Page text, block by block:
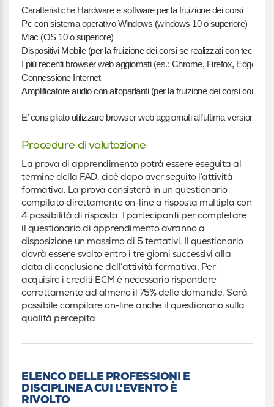
Caratteristiche Hardware e software per la fruizione dei corsi
Pc con sistema operativo Windows (windows 10 o superiore)
Mac (OS 10 o superiore)
Dispositivi Mobile (per la fruizione dei corsi se realizzati con
I più recenti browser web aggiornati (es.: Chrome, Firefox, Edge)
Connessione Internet
Amplificatore audio con altoparlanti (per la fruizione dei corsi con
E’ consigliato utilizzare browser web aggiornati all’ultima versione.
Procedure di valutazione
La prova di apprendimento potrà essere eseguita al
termine della FAD, cioè dopo aver seguito l’attività
formativa. La prova consisterà in un questionario
compilato direttamente on-line a risposta multipla con
4 possibilità di risposta. I partecipanti per completare
il questionario di apprendimento avranno a
disposizione un massimo di 5 tentativi. Il questionario
dovrà essere svolto entro i tre giorni successivi alla
data di conclusione dell’attività formativa. Per
acquisire i crediti ECM è necessario rispondere
correttamente ad almeno il 75% delle domande. Sarà
possibile compilare on-line anche il questionario sulla
qualità percepita
ELENCO DELLE PROFESSIONI E
DISCIPLINE A CUI L'EVENTO È
RIVOLTO